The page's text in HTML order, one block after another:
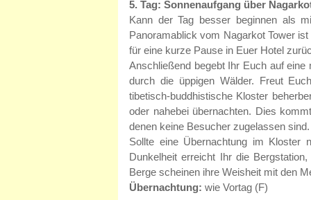
5. Tag: Sonnenaufgang über
Kann der Tag besser beginnen als
Panoramablick vom Nagarkot Tower
für eine kurze Pause in Euer Hotel
Anschließend begebt Ihr Euch auf
durch die üppigen Wälder. Freut
tibetisch-buddhistische Kloster
oder nahebei übernachten. Dies
denen keine Besucher zugelassen
Sollte eine Übernachtung im
Dunkelheit erreicht Ihr die
Berge scheinen ihre Weisheit mit den
Übernachtung: wie Vortag (F)